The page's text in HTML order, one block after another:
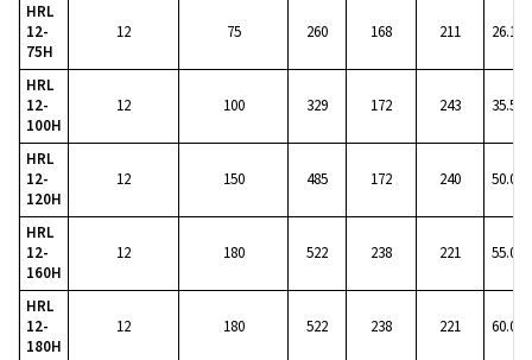
HRL
12-
75H
12 75 260 168 211 26.1
HRL
12-
100H
12 100 329 172 243 35.5
HRL
12-
120H
12 150 485 172 240 50.0
HRL
12-
160H
12 180 522 238 221 55.0
HRL
12-
180H
12 180 522 238 221 60.0